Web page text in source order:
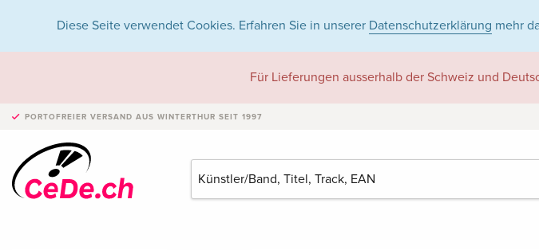
Diese Seite verwendet Cookies. Erfahren Sie in unserer Datenschutzerklärung mehr
Für Lieferungen ausserhalb der Schweiz und
PORTOFREIER VERSAND AUS WINTERTHUR SEIT 1997